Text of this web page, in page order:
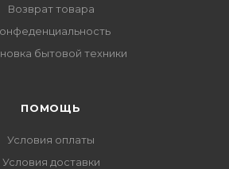
Возврат товара
бытовой техники
ПОМОЩЬ
Условия оплаты
Условия доставки